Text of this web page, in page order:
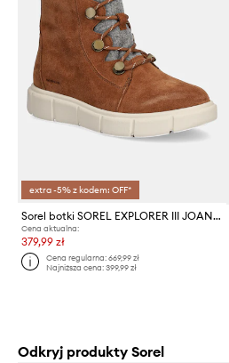
extra -5% z kodem: OFF*
Sorel botki SOREL EXPLORER III JOAN WP
Cena aktualna:
379,99 zł
Cena regularna:669,99 zł
Najniższa cena:399,99 zł
Odkryj produkty Sorel